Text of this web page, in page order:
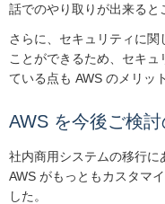
話でのやり取りが出来ると
さらに、セキュリティに
ことができるため、セキ
ている点も AWS のメリッ
AWS を今後ご検
社内商用システムの移行に
AWS がもっともカスタマ
した。